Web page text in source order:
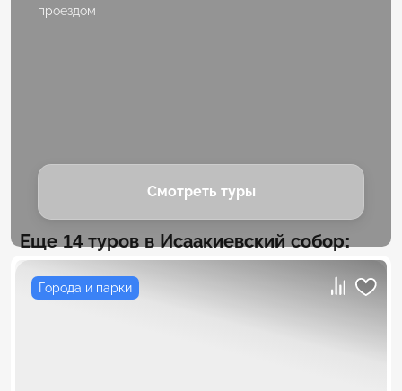
проездом
Смотреть туры
Еще 14 туров в Исаакиевский собор:
Города и парки